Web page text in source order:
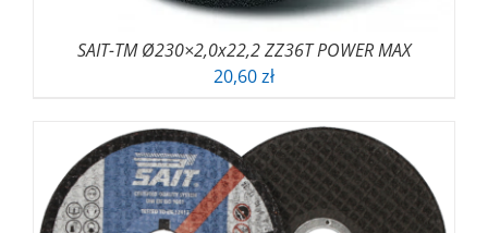
SAIT-TM Ø230×2,0x22,2 ZZ36T POWER MAX
20,60zł